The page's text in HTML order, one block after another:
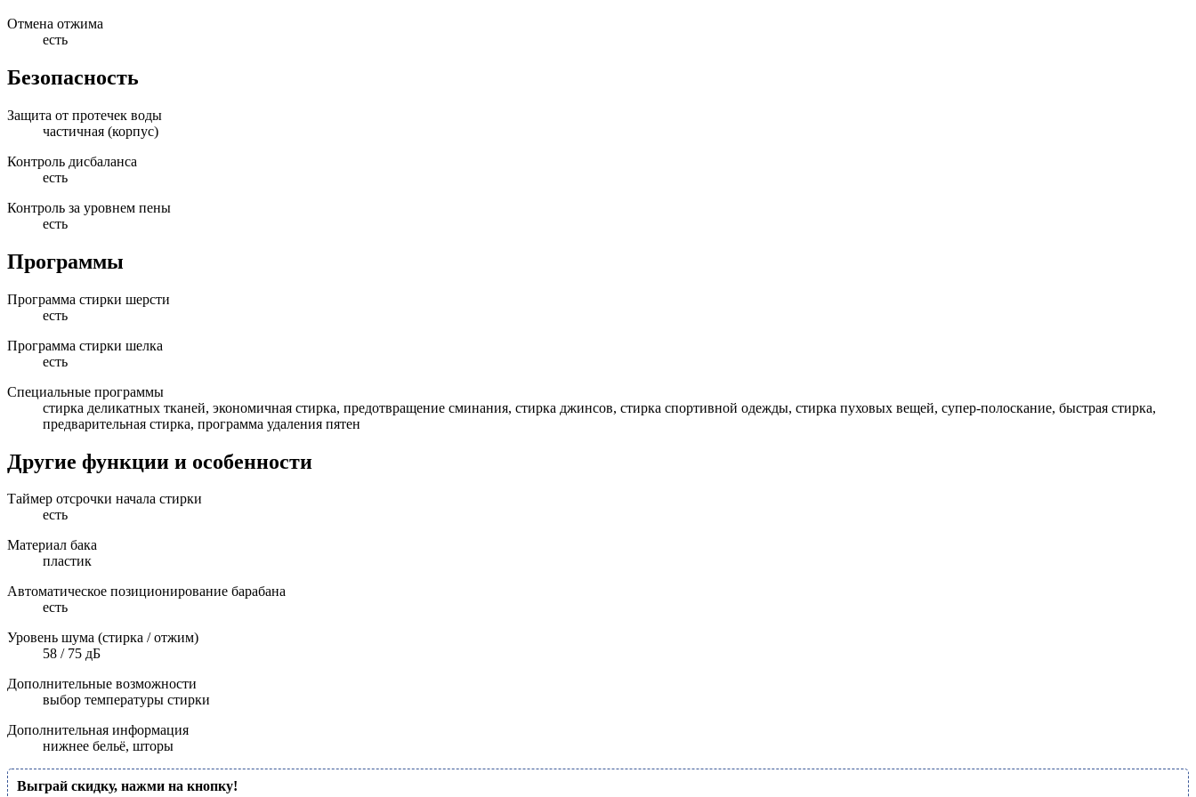
Отмена отжима
есть
Безопасность
Защита от протечек воды
частичная (корпус)
Контроль дисбаланса
есть
Контроль за уровнем пены
есть
Программы
Программа стирки шерсти
есть
Программа стирки шелка
есть
Специальные программы
стирка деликатных тканей, экономичная стирка, предотвращение сминания, стирка джинсов, стирка спортивной одежды, стирка пуховых вещей, супер-полоскание, быстрая стирка,
предварительная стирка, программа удаления пятен
Другие функции и особенности
Таймер отсрочки начала стирки
есть
Материал бака
пластик
Автоматическое позиционирование барабана
есть
Уровень шума (стирка / отжим)
58 / 75 дБ
Дополнительные возможности
выбор температуры стирки
Дополнительная информация
нижнее бельё, шторы
Выграй скидку, нажми на кнопку!